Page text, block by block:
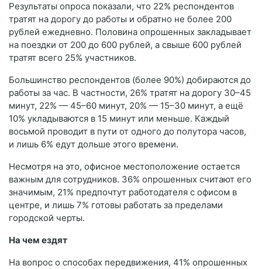
Результаты опроса показали, что 22% респондентов
тратят на дорогу до работы и обратно не более 200
рублей ежедневно. Половина опрошенных закладывает
на поездки от 200 до 600 рублей, а свыше 600 рублей
тратят всего 25% участников.
Большинство респондентов (более 90%) добираются до
работы за час. В частности, 26% тратят на дорогу 30–45
минут, 22% — 45–60 минут, 20% — 15–30 минут, а ещё
10% укладываются в 15 минут или меньше. Каждый
восьмой проводит в пути от одного до полутора часов,
и лишь 6% едут дольше этого времени.
Несмотря на это, офисное местоположение остается
важным для сотрудников. 36% опрошенных считают его
значимым, 21% предпочтут работодателя с офисом в
центре, и лишь 7% готовы работать за пределами
городской черты.
На чем ездят
На вопрос о способах передвижения, 41% опрошенных